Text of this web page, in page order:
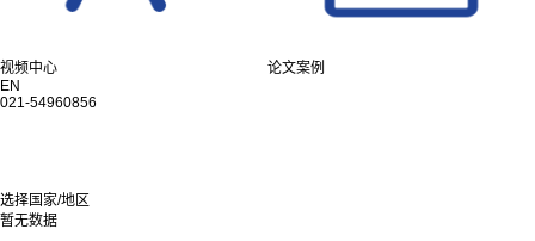
视频中心
论文案例
EN
021-54960856
选择国家/地区
暂无数据